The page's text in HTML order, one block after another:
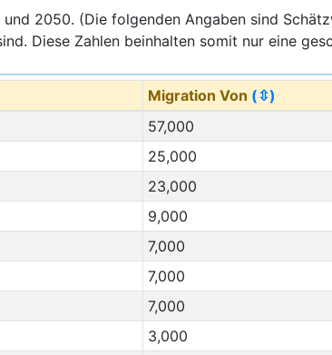
2050. (Die folgenden Angaben sind
Diese Zahlen beinhalten somit nur eine
Migration Von (⇳)
57,000
25,000
23,000
9,000
7,000
7,000
7,000
3,000